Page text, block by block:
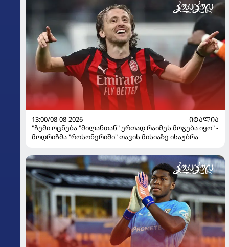
13:00/08-08-2026
ᲘᲢᲐᲚᲘᲐ
"ჩემი ოცნება "მილანთან" ერთად რაიმეს მოგება იყო" -
მოდრიჩმა "როსონერიში" თავის მისიაზე ისაუბრა